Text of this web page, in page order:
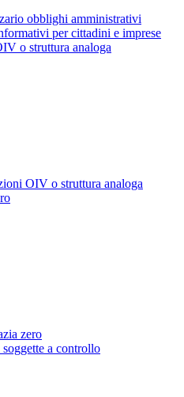
obblighi amministrativi
per cittadini e imprese
o struttura analoga
OIV o struttura analoga
zero
a controllo